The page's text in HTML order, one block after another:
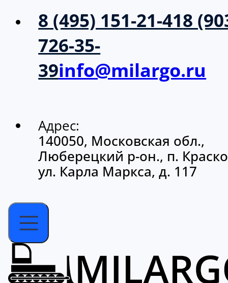
8 (495) 151-21-418
726-35-
39info@milargo.ru
Адрес:
140050, Московская обл.,
Люберецкий р-он., п.
ул. Карла Маркса, д. 117